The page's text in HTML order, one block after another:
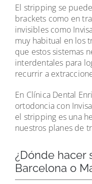
El stripping se
brackets como en
invisibles como
muy habitual en los
que estos sistemas
interdentales para
recurrir a
En Clínica Dental
ortodoncia con
el stripping es una
nuestros planes de
¿Dónde hacer
Barcelona o